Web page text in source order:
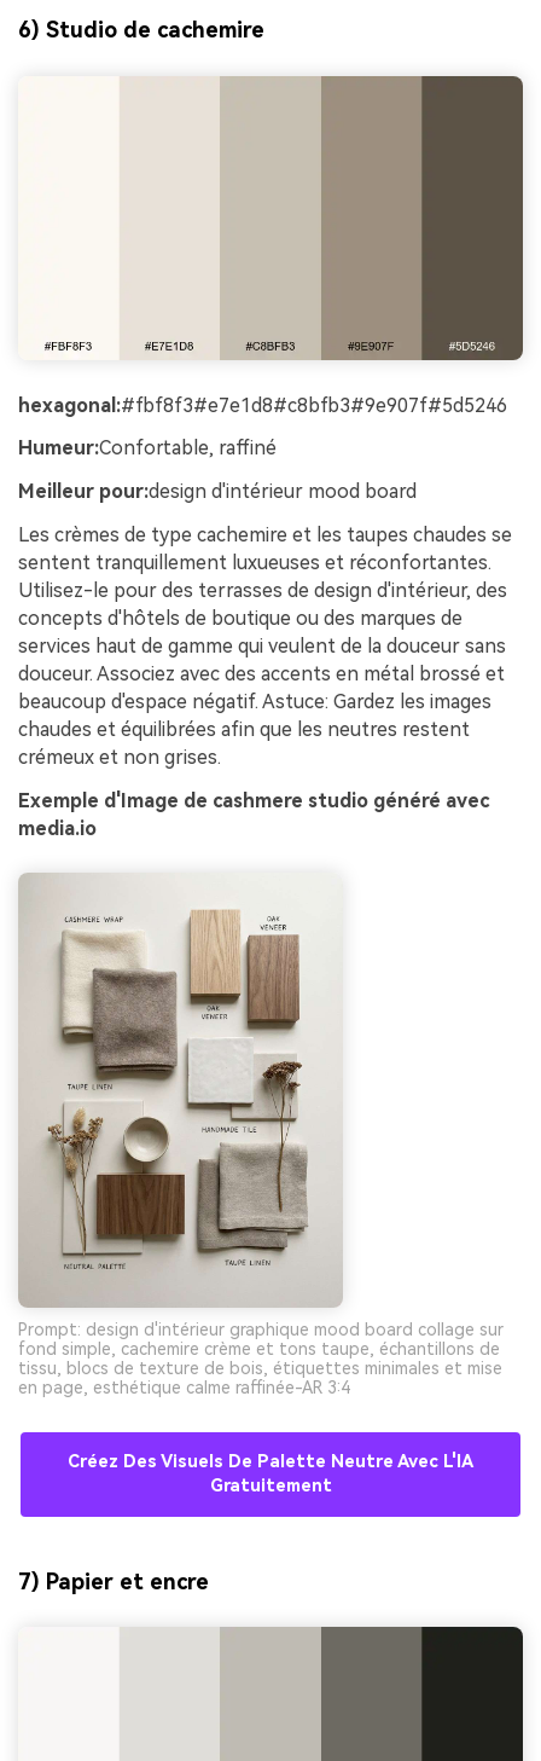
6) Studio de cachemire
hexagonal:#fbf8f3#e7e1d8#c8bfb3#9e907f#5d5246
Humeur:Confortable, raffiné
Meilleur pour:design d'intérieur mood board
Les crèmes de type cachemire et les taupes chaudes se
sentent tranquillement luxueuses et réconfortantes.
Utilisez-le pour des terrasses de design d'intérieur, des
concepts d'hôtels de boutique ou des marques de
services haut de gamme qui veulent de la douceur sans
douceur. Associez avec des accents en métal brossé et
beaucoup d'espace négatif. Astuce: Gardez les images
chaudes et équilibrées afin que les neutres restent
crémeux et non grises.
Exemple d'Image de cashmere studio généré avec
media.io
Prompt: design d'intérieur graphique mood board collage sur
fond simple, cachemire crème et tons taupe, échantillons de
tissu, blocs de texture de bois, étiquettes minimales et mise
en page, esthétique calme raffinée-AR 3:4
Créez Des Visuels De Palette Neutre Avec L'IA
Gratuitement
7) Papier et encre